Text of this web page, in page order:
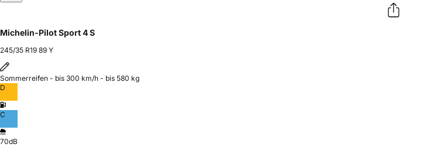
Michelin-Pilot Sport 4 S
245/35 R19 89 Y
Sommerreifen - bis 300 km/h - bis 580 kg
D
C
70dB